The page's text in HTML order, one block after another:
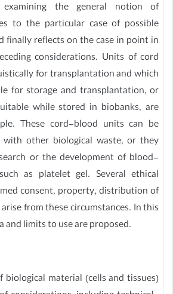
the general notion of
to the particular case of possible
finally reflects on the case in point in
considerations. Units of cord
for transplantation and which
for storage and transplantation, or
while stored in biobanks, are
These cord-blood units can be
with other biological waste, or they
or the development of blood-
as platelet gel. Several ethical
consent, property, distribution of
from these circumstances. In this
and limits to use are proposed.
biological material (cells and tissues)